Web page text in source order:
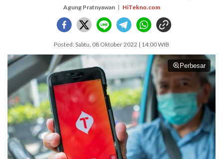
Agung Pratnyawan HiTekno.com
Posted: Sabtu, 08 Oktober 2022 | 14:00 WIB
Perbesar